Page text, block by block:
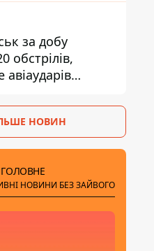
за добу
обстрілів,
НОВИН
НОВИНИ БЕЗ ЗАЙВОГО